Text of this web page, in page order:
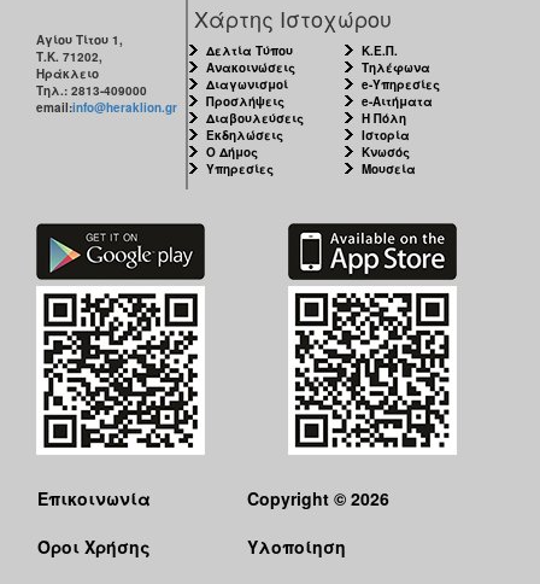
Αγίου Τίτου 1,
Τ.Κ. 71202,
Ηράκλειο
Τηλ.: 2813-409000
email:info@heraklion.gr
Χάρτης Ιστοχώρου
Δελτία Τύπου
Ανακοινώσεις
Διαγωνισμοί
Προσλήψεις
Διαβουλεύσεις
Εκδηλώσεις
Ο Δήμος
Υπηρεσίες
Κ.Ε.Π.
Τηλέφωνα
e-Υπηρεσίες
e-Αιτήματα
Η Πόλη
Ιστορία
Κνωσός
Μουσεία
Επικοινωνία
Όροι Χρήσης
Copyright © 2026
Υλοποίηση